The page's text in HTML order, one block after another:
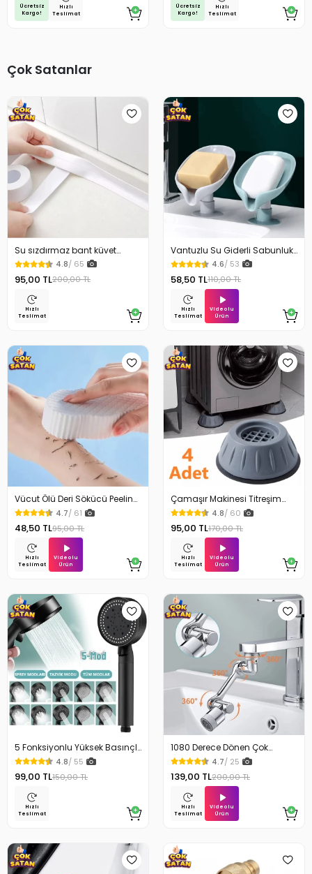
Ücretsiz
Kargo!
Hızlı
Teslimat
Ücretsiz
Kargo!
Hızlı
Teslimat
Çok Satanlar
Su sızdırmaz bant küvet
Tezgah tamir bandı
4.8/ 65
95,00 TL200,00 TL
Hızlı
Teslimat
Vantuzlu Su Giderli Sabunluk
Kaymaz 4.6/ 53
58,50 TL110,00 TL
Hızlı
Teslimat
Videolu
Ürün
Vücut Ölü Deri Sökücü Peeling
Banyo Duş Süngeri
4.7/ 61
48,50 TL95,00 TL
Hızlı
Teslimat
Videolu
Ürün
Çamaşır Makinesi Titreşim
Engelleyici Stoper 4Lü
4.8/ 60
95,00 TL170,00 TL
Hızlı
Teslimat
Videolu
Ürün
5 Fonksiyonlu Yüksek Basınçlı
Ayarlı Duş Başlığı
4.8/ 55
99,00 TL150,00 TL
Hızlı
Teslimat
1080 Derece Dönen Çok
Fonksiyonlu Musluk Başlığı
4.7/ 25
139,00 TL200,00 TL
Hızlı
Teslimat
Videolu
Ürün